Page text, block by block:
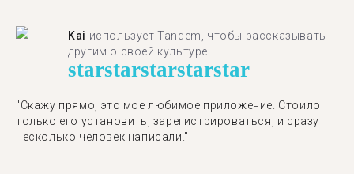
Kai использует Tandem, чтобы рассказывать
другим о своей культуре.
starstarstarstarstar
"Скажу прямо, это мое любимое приложение. Стоило
только его установить, зарегистрироваться, и сразу
несколько человек написали."